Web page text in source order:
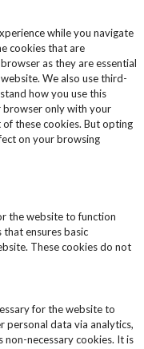
while you navigate
cookies that are
as they are essential
We also use third-
how you use this
browser only with your
these cookies. But opting
on your browsing
the website to function
ensures basic
These cookies do not
for the website to
personal data via analytics,
necessary cookies. It is